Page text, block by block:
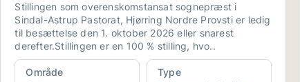
Stillingen som overenskomstansat sognepræst i
Sindal-Astrup Pastorat, Hjørring Nordre Provsti er ledig
til besættelse den 1. oktober 2026 eller snarest
derefter.Stillingen er en 100 % stilling, hvo..
Område
Type